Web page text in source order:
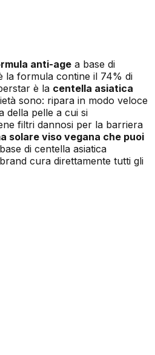
anti-age a base di
la formula contine il 74% di
è la centella asiatica
sono: ripara in modo veloce
della pelle a cui si
filtri dannosi per la barriera
solare viso vegana che puoi
di centella asiatica
cura direttamente tutti gli